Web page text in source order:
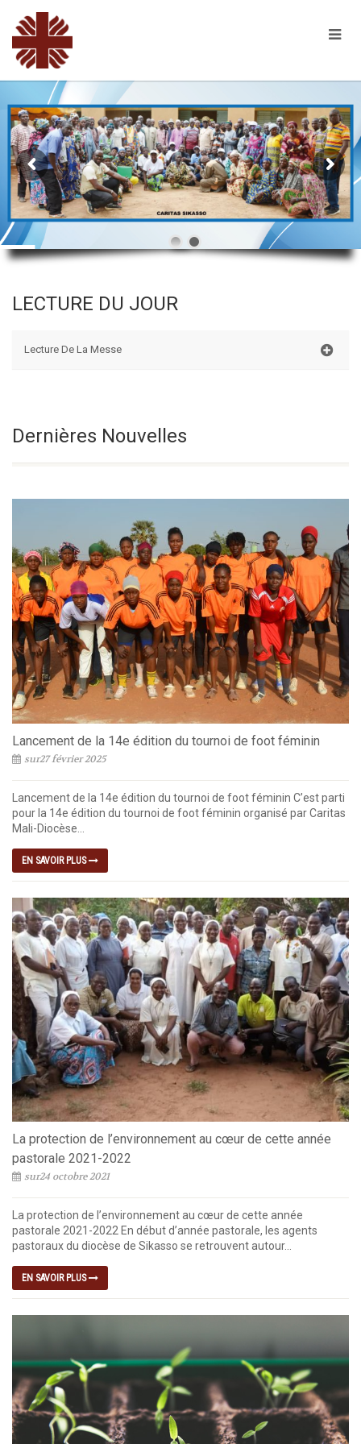
LECTURE DU JOUR
Lecture De La Messe
La 18e Semaine
Du Temps Ordinaire
Dernières Nouvelles
Lancement de la 14e édition du tournoi de foot féminin
sur27 février 2025
Lancement de la 14e édition du tournoi de foot féminin C’est parti
pour la 14e édition du tournoi de foot féminin organisé par Caritas
Mali-Diocèse...
EN SAVOIR PLUS
La protection de l’environnement au cœur de cette année
pastorale 2021-2022
sur24 octobre 2021
La protection de l’environnement au cœur de cette année
pastorale 2021-2022 En début d’année pastorale, les agents
pastoraux du diocèse de Sikasso se retrouvent autour...
EN SAVOIR PLUS